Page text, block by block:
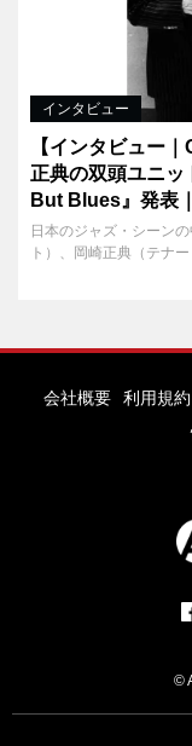
インタビュー
【インタビュー
正典の双頭ユニ
But Blues』発表
日本のジャズ・シーン
ト）、岡崎正典（テナ
会社概要 利用規約
©